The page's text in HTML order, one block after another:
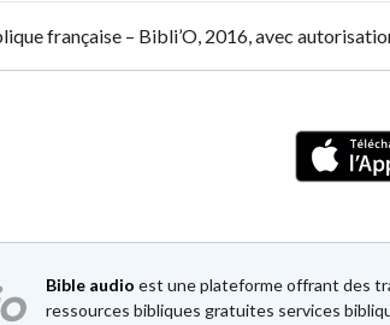
française – Bibli’O, 2016, avec
Bible audio est une plateforme offrant des
ressources bibliques gratuites services